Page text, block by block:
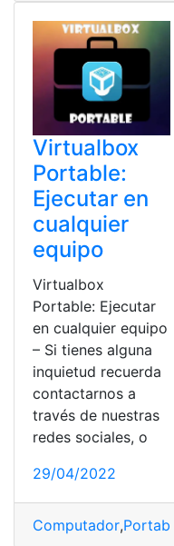
Virtualbox
Portable:
Ejecutar en
cualquier
equipo
Virtualbox
Portable: Ejecutar
en cualquier equipo
– Si tienes alguna
inquietud recuerda
contactarnos a
través de nuestras
redes sociales, o
29/04/2022
Computador,Portable